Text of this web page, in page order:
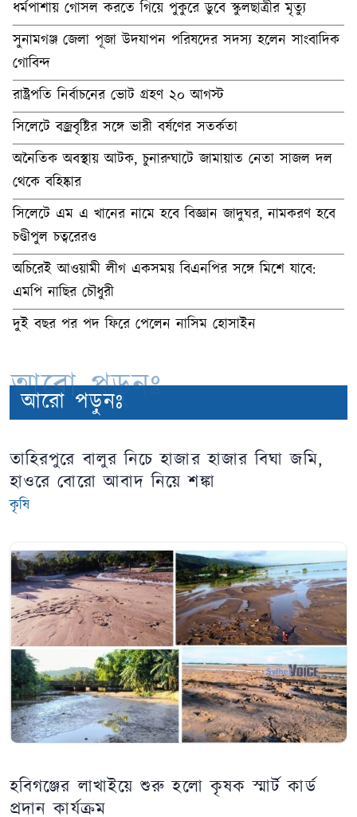
ধর্মপাশায় গোসল করতে গিয়ে পুকুরে ডুবে স্কুলছাত্রীর মৃত্যু
সুনামগঞ্জ জেলা পূজা উদযাপন পরিষদের সদস্য হলেন সাংবাদিক
গোবিন্দ
রাষ্ট্রপতি নির্বাচনের ভোট গ্রহণ ২০ আগস্ট
সিলেটে বজ্রবৃষ্টির সঙ্গে ভারী বর্ষণের সতর্কতা
অনৈতিক অবস্থায় আটক, চুনারুঘাটে জামায়াত নেতা সাজল দল
থেকে বহিষ্কার
সিলেটে এম এ খানের নামে হবে বিজ্ঞান জাদুঘর, নামকরণ হবে
চণ্ডীপুল চত্বরেরও
অচিরেই আওয়ামী লীগ একসময় বিএনপির সঙ্গে মিশে যাবে:
এমপি নাছির চৌধুরী
দুই বছর পর পদ ফিরে পেলেন নাসিম হোসাইন
আরো পড়ুনঃ
আরো পড়ুনঃ
তাহিরপুরে বালুর নিচে হাজার হাজার বিঘা জমি,
হাওরে বোরো আবাদ নিয়ে শঙ্কা
কৃষি
হবিগঞ্জের লাখাইয়ে শুরু হলো কৃষক স্মার্ট কার্ড
প্রদান কার্যক্রম